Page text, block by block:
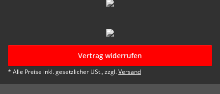
Vertrag widerrufen
* Alle Preise inkl. gesetzlicher USt., zzgl.Versand